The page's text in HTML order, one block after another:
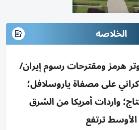
الخلاصه
هرمز ومقترحات رسوم إيران/
على مصفاة ياروسلافل؛
واردات أمريكا من الشرق
الأوسط ترتفع